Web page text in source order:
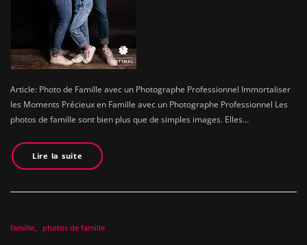
Article: Photo de Famille avec un Photographe Professionnel Immortaliser
les Moments Précieux en Famille avec un Photographe Professionnel Les
photos de famille sont bien plus que de simples images. Elles…
Lire la suite
famille photos de famille